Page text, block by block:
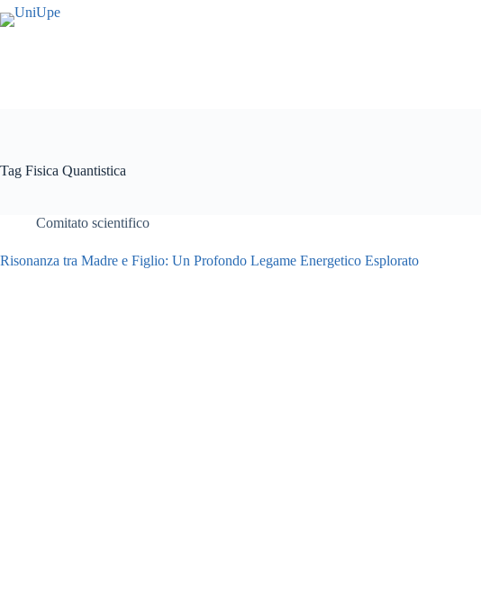
Salta
al
Tag Fisica Quantistica
Comitato scientifico
Risonanza tra Madre e Figlio: Un Profondo Legame Energetico Esplorato